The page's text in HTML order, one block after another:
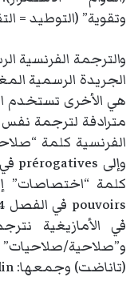
وتقوية” (التوطيد =
والترجمة الفرنسية
هي الأخرى تستخدم
مترادفة لترجمة نفس
في الأمازيغية
(تاناضت) وجمعها: tinaḍin (تيناضين).